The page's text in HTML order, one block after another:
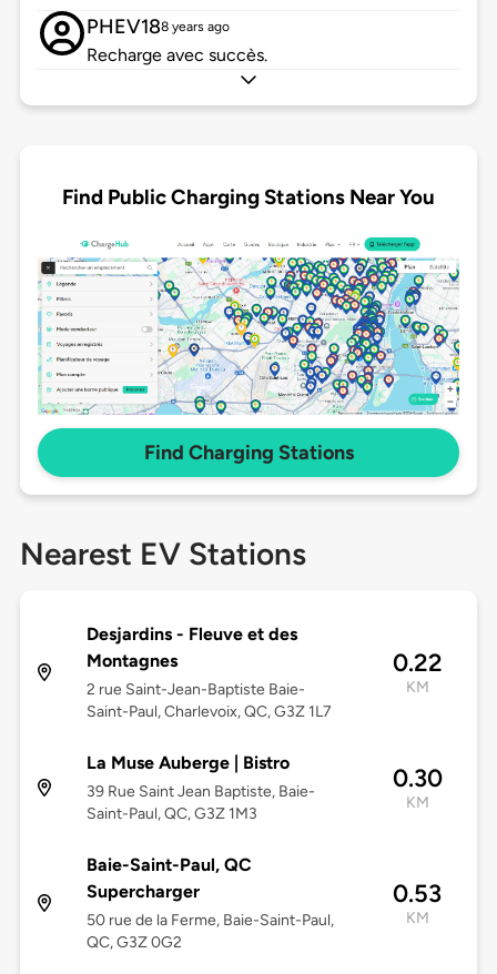
PHEV188 years ago
Recharge avec succès.
Find Public Charging Stations Near You
Find Charging Stations
Nearest EV Stations
Desjardins - Fleuve et des
Montagnes
2 rue Saint-Jean-Baptiste Baie-
Saint-Paul, Charlevoix, QC, G3Z 1L7
0.22
KM
La Muse Auberge | Bistro
39 Rue Saint Jean Baptiste, Baie-
Saint-Paul, QC, G3Z 1M3
0.30
KM
Baie-Saint-Paul, QC
Supercharger
50 rue de la Ferme, Baie-Saint-Paul,
QC, G3Z 0G2
0.53
KM